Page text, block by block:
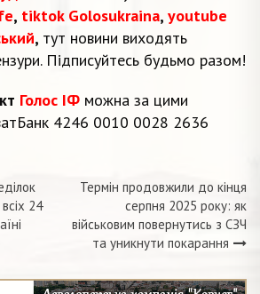
, tiktok Golosukraina, youtube
, тут новини виходять
Підписуйтесь будьмо разом!
Голос ІФ можна за цими
4246 0010 0028 2636
24
Термін продовжили до кінця
серпня 2025 року: як
військовим повернутись з СЗЧ
та уникнути покарання